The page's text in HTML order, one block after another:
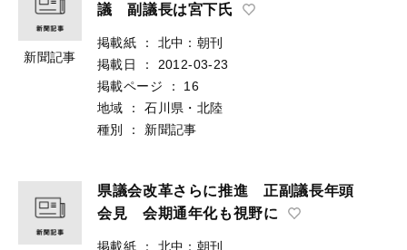
新聞記事
議 副議長は宮下氏
掲載紙 ：
北中：朝刊
掲載日
：
2012-03-23
掲載ページ
：
16
地域
：
石川県・北陸
種別
： 新聞記事
県議会改革さらに推進 正副議長年頭
会見 会期通年化も視野に
掲載紙 ：
北中：朝刊